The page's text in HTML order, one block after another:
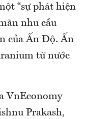
“sự phát hiện
nhu cầu
của Ấn Độ. Ấn
từ nước
VnEconomy
Prakash,